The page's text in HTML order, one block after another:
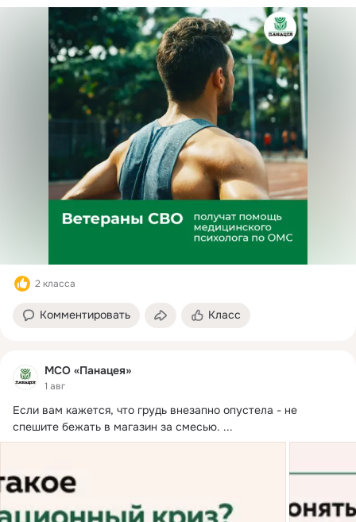
2 класса
Комментировать Класс
МСО «Панацея»
1 авг
Если вам кажется, что грудь внезапно опустела - не
спешите бежать в магазин за смесью. ...